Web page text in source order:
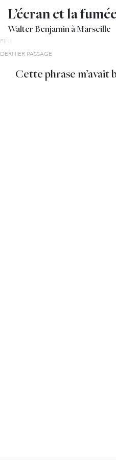
L’écran et la
Walter Benjamin à Marseille
FIN
DERNIER PASSAGE
Cette phrase m’avait